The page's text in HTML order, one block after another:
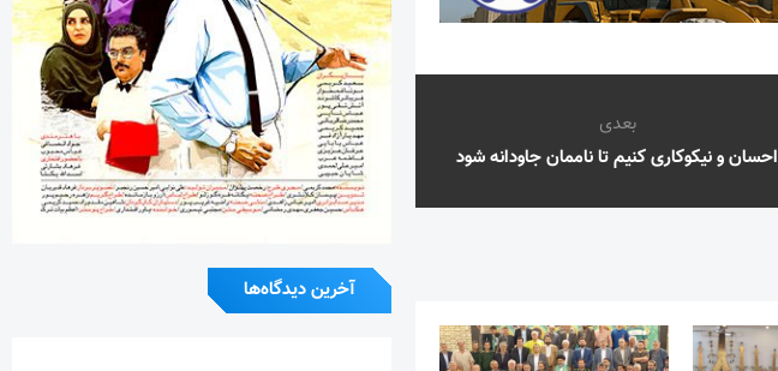
بعدی
احسان و نیکوکاری کنیم تا ناممان جاودانه شود
آخرین دیدگاه‌ها